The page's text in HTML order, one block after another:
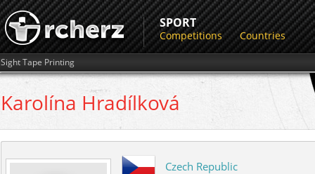
SPORT
Competitions Countries
Sight Tape Printing
Karolína Hradílková
Czech Republic